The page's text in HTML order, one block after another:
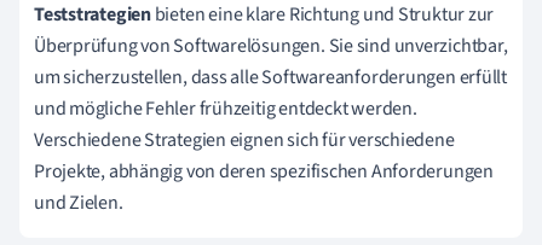
Teststrategienbieten eine klare Richtung und Struktur zur
Überprüfung von Softwarelösungen. Sie sind unverzichtbar,
um sicherzustellen, dass alle Softwareanforderungen erfüllt
und mögliche Fehler frühzeitig entdeckt werden.
Verschiedene Strategien eignen sich für verschiedene
Projekte, abhängig von deren spezifischen Anforderungen
und Zielen.